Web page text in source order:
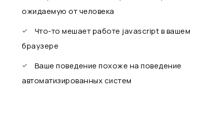
ожидаемую от человека
Что-то мешает работе javascript в вашем
браузере
Ваше поведение похоже на поведение
автоматизированных систем